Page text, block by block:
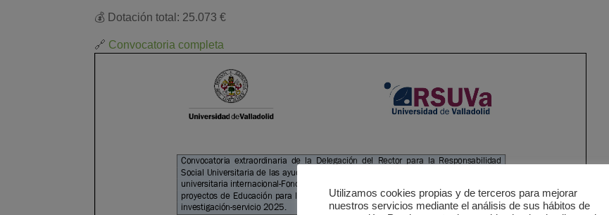
💰 Dotación total: 25.073 €
🔗 Convocatoria completa
Utilizamos cookies propias y de terceros para mejorar
nuestros servicios mediante el análisis de sus hábitos de